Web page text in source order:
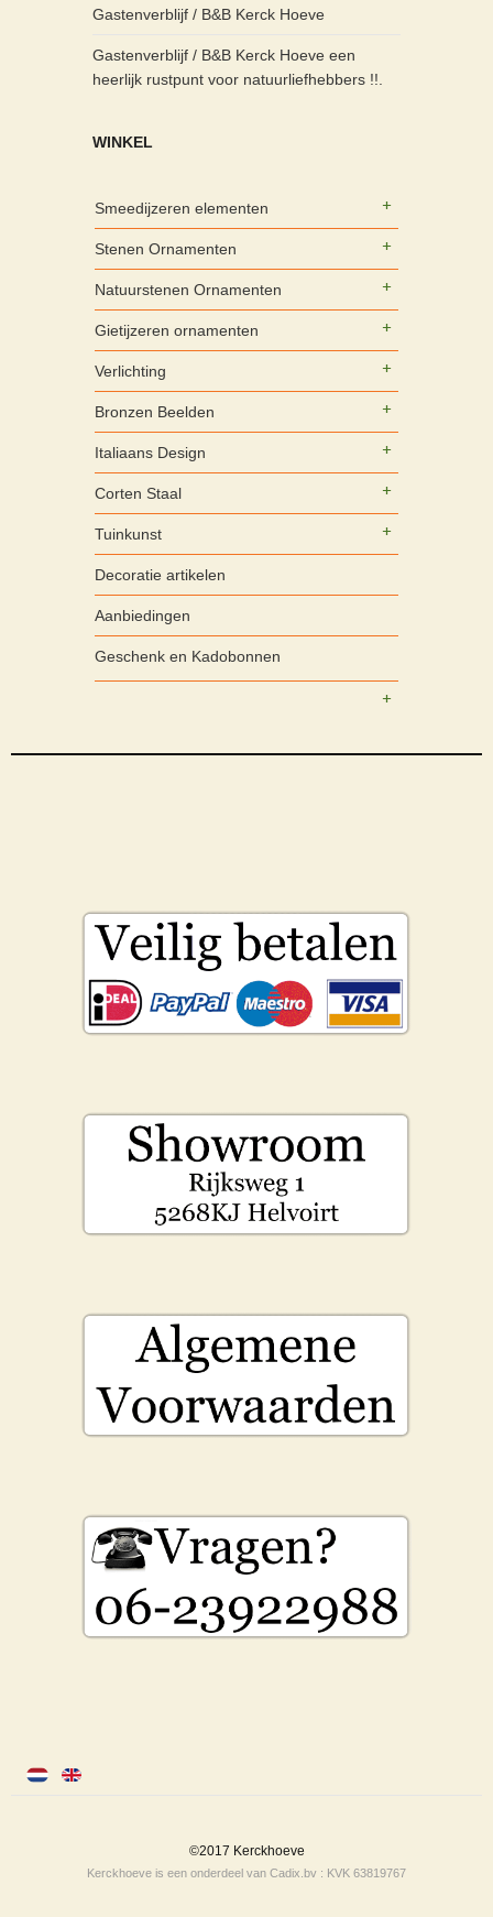
Gastenverblijf / B&B Kerck Hoeve
Gastenverblijf / B&B Kerck Hoeve een
heerlijk rustpunt voor natuurliefhebbers !!.
WINKEL
Smeedijzeren elementen
Stenen Ornamenten
Natuurstenen Ornamenten
Gietijzeren ornamenten
Verlichting
Bronzen Beelden
Italiaans Design
Corten Staal
Tuinkunst
Decoratie artikelen
Aanbiedingen
Geschenk en Kadobonnen
©2017 Kerckhoeve
Kerckhoeve is een onderdeel van Cadix.bv : KVK 63819767